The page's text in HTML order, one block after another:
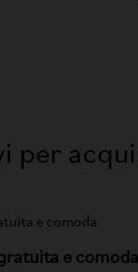
per
e comoda